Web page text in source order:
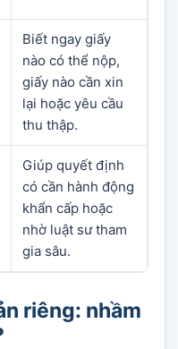
Biết ngay giấy
nào có thể nộp,
giấy nào cần xin
lại hoặc yêu cầu
thu thập.
Giúp quyết định
có cần hành động
khẩn cấp hoặc
nhờ luật sư tham
gia sâu.
riêng: nhầm